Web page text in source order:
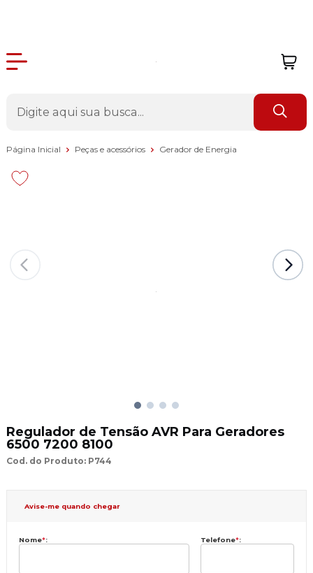
Página Inicial Peças e acessórios Gerador de Energia
Regulador de Tensão AVR Para Geradores
6500 7200 8100
Cod. do Produto: P744
Avise-me quando chegar
Nome*: Telefone*: